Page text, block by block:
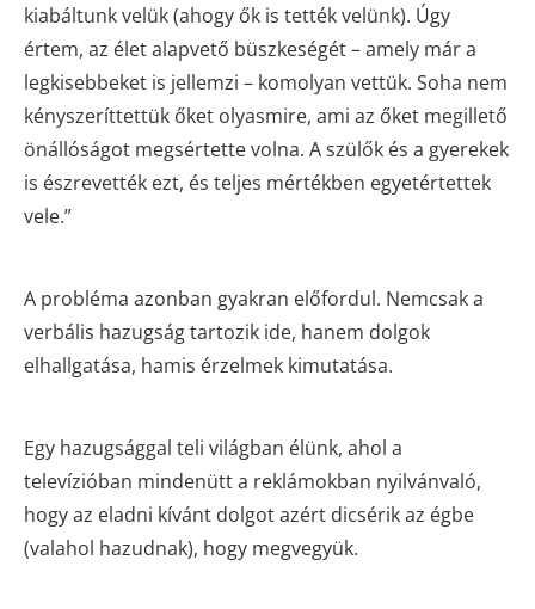
kiabáltunk velük (ahogy ők is tették velünk). Úgy
értem, az élet alapvető büszkeségét – amely már a
legkisebbeket is jellemzi – komolyan vettük. Soha nem
kényszeríttettük őket olyasmire, ami az őket megillető
önállóságot megsértette volna. A szülők és a gyerekek
is észrevették ezt, és teljes mértékben egyetértettek
vele.”
A probléma azonban gyakran előfordul. Nemcsak a
verbális hazugság tartozik ide, hanem dolgok
elhallgatása, hamis érzelmek kimutatása.
Egy hazugsággal teli világban élünk, ahol a
televízióban mindenütt a reklámokban nyilvánvaló,
hogy az eladni kívánt dolgot azért dicsérik az égbe
(valahol hazudnak), hogy megvegyük.